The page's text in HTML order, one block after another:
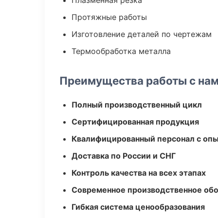
Протяжные работы
Изготовление деталей по чертежам
Термообработка металла
Преимущества работы с
Полный производственный цикл
Сертифицированная продукция
Квалифицированный персонал с
Доставка по России и СНГ
Контроль качества на всех этапах
Современное производственное
Гибкая система ценообразования